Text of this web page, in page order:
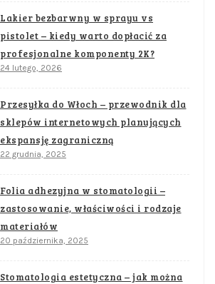
Lakier bezbarwny w sprayu vs
pistolet – kiedy warto dopłacić za
profesjonalne komponenty 2K?
24 lutego, 2026
Przesyłka do Włoch – przewodnik dla
sklepów internetowych planujących
ekspansję zagraniczną
22 grudnia, 2025
Folia adhezyjna w stomatologii –
zastosowanie, właściwości i rodzaje
materiałów
20 października, 2025
Stomatologia estetyczna – jak można